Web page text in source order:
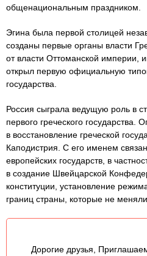
общенациональным праздником.
Эгина была первой столицей
созданы первые органы власти
от власти Оттоманской империи,
открыл первую официальную
государства.
Россия сыграла ведущую роль в
первого греческого государства.
в восстановление греческой
Каподистрия. С его именем
европейских государств, в
в создание Швейцарской
конституции, установление
границ страны, которые не
Дорогие друзья,